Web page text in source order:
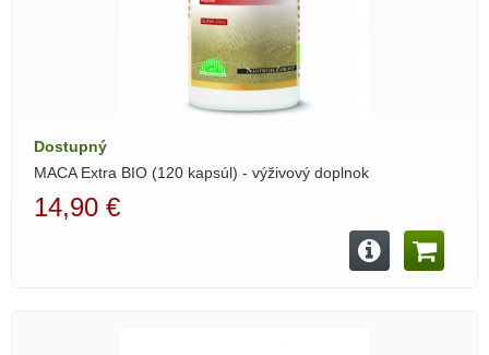
Dostupný
MACA Extra BIO (120 kapsúl) - výživový doplnok
14,90 €